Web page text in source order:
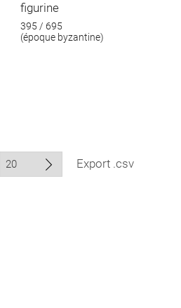
figurine
395 / 695
(époque byzantine)
Export .csv